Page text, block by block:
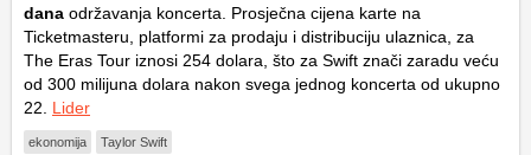
dana održavanja koncerta. Prosječna cijena karte na
Ticketmasteru, platformi za prodaju i distribuciju ulaznica, za
The Eras Tour iznosi 254 dolara, što za Swift znači zaradu veću
od 300 milijuna dolara nakon svega jednog koncerta od ukupno
22. Lider
ekonomija Taylor Swift